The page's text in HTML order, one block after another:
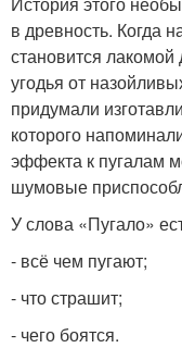
в древность. Когда
становится
угодья от
придумали
которого
эффекта к пугалам
шумовые
У слова «Пугало»
- всё чем пугают;
- что страшит;
- чего боятся.